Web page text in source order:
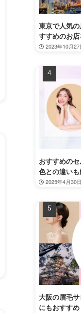
東京で人気
すすめのお店
2023年10月27
おすすめの
色との違い
2025年4月30日
大阪の眉毛
にもおすすめ